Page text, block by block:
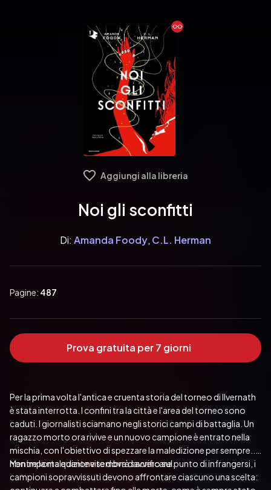
Ebook
Aggiungi alla libreria
Noi gli sconfitti
Di: Amanda Foody, C.L. Herman
Pagine: 487
Prova gratuita per 7 giorni
Per la prima volta l'antica e cruenta storia del torneo di Ilvernath
è stata interrotta. I confini tra la città e l'area del torneo sono
caduti. I giornalisti sciamano negli storici campi di battaglia. Un
ragazzo morto ora rivive e un nuovo campione è entrato nella
mischia, con l'obiettivo di spezzare la maledizione per sempre...
non importa quante vite dovrà sacrificare.
Mentre la maledizione sembra davvero sul punto di infrangersi, i
campioni sopravvissuti devono affrontare ciascuno una scelta: